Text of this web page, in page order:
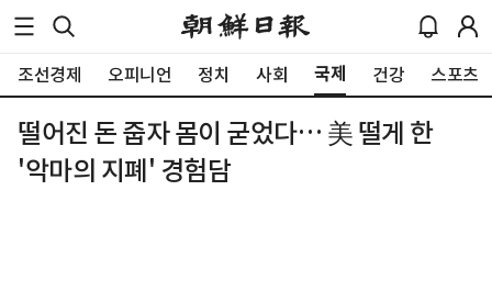
조선경제 오피니언 정치 사회 국제 건강 스포츠
떨어진 돈 줍자 몸이 굳었다… 美 떨게 한
'악마의 지폐' 경험담